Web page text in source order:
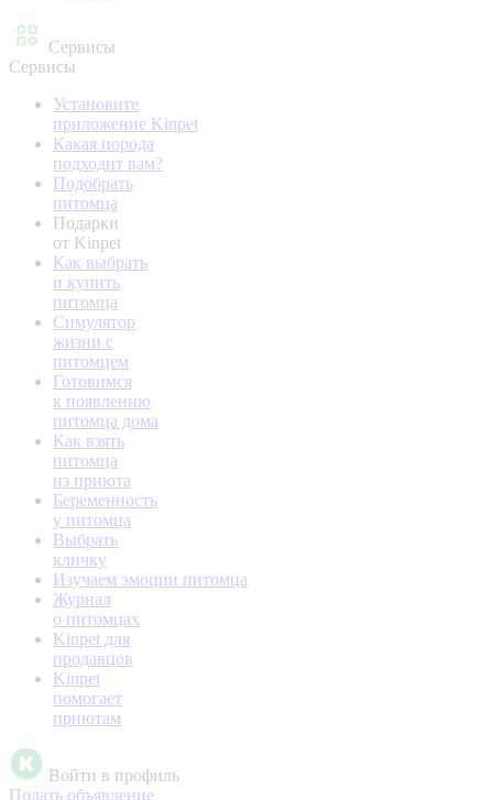
Сервисы
Сервисы
Установите
приложение Kinpet
Какая порода
подходит вам?
Подобрать
питомца
Подарки
от Kinpet
Как выбрать
и купить
питомца
Симулятор
жизни с
питомцем
Готовимся
к появлению
питомца дома
Как взять
питомца
из приюта
Беременность
у питомца
Выбрать
кличку
Изучаем эмоции питомца
Журнал
о питомцах
Kinpet для
продавцов
Kinpet
помогает
приютам
Войти в профиль
Подать объявление